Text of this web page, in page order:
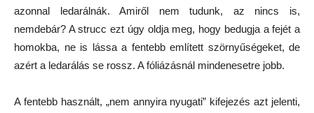
azonnal ledarálnák. Amiről nem tudunk, az nincs is,
nemdebár? A strucc ezt úgy oldja meg, hogy bedugja a fejét a
homokba, ne is lássa a fentebb említett szörnyűségeket, de
azért a ledarálás se rossz. A fóliázásnál mindenesetre jobb.
A fentebb használt, „nem annyira nyugati” kifejezés azt jelenti,